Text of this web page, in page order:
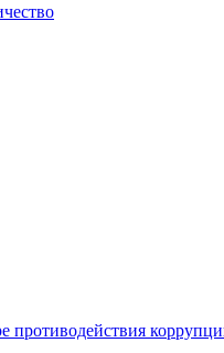
противодействия